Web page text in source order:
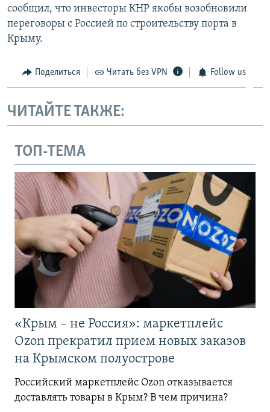
сообщил, что инвесторы КНР якобы возобновили
переговоры с Россией по строительству порта в
Крыму.
Поделиться Читать без VPN Follow us
ЧИТАЙТЕ ТАКЖЕ:
ТОП-ТЕМА
«Крым – не Россия»: маркетплейс
Ozon прекратил прием новых заказов
на Крымском полуострове
Российский маркетплейс Ozon отказывается
доставлять товары в Крым? В чем причина?